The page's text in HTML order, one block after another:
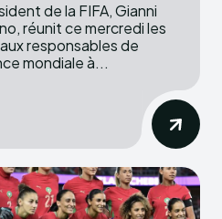
de la FIFA, Gianni
réunit ce mercredi les
responsables de
mondiale à...